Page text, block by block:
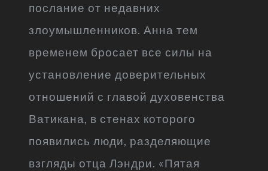
послание от недавних
злоумышленников. Анна тем
временем бросает все силы на
установление доверительных
отношений с главой духовенства
Ватикана, в стенах которого
появились люди, разделяющие
взгляды отца Лэндри. «Пятая